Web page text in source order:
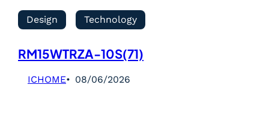
Design Technology
RM15WTRZA-10S(71)
ICHOME 08/06/2026